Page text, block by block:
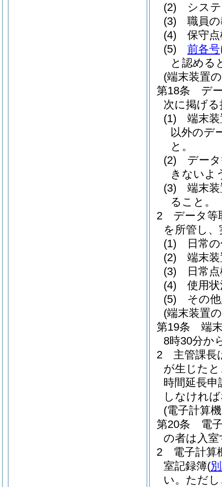
(2)
シス
(3)
職員
(4)
保守
(5)
前各号
と認める
(端末装置
第18条
デ
次に掲げ
(1)
端末
以外のデ
と。
(2)
デー
きないよ
(3)
端末
ること。
2
データ等
を所管し
(1)
日常
(2)
端末
(3)
日常
(4)
使用
(5)
その
(端末装置
第19条
端
8時30分か
2
主管課長
が生じた
時間延長申
しなけれ
(電子計算
第20条
電
の者は入
2
電子計算
室記録簿(
い。 ただ